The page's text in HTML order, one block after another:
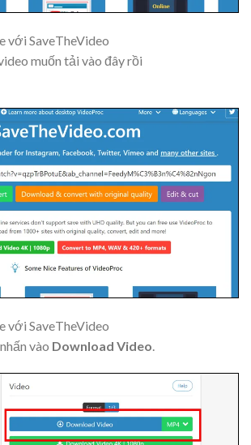
với SaveTheVideo
muốn tải vào đây rồi
với SaveTheVideo
vào Download Video